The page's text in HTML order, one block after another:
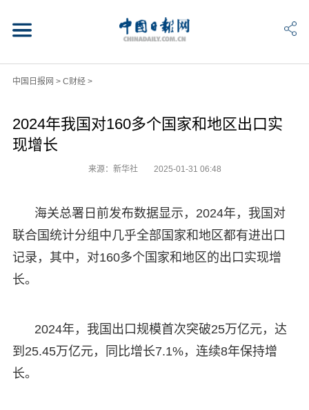
中国日报网 > C财经>
2024年我国对160多个国家和地区出口实
现增长
来源：新华社 2025-01-31 06:48
海关总署日前发布数据显示，2024年，我国对
联合国统计分组中几乎全部国家和地区都有进出口
记录，其中，对160多个国家和地区的出口实现增
长。
2024年，我国出口规模首次突破25万亿元，达
到25.45万亿元，同比增长7.1%，连续8年保持增
长。